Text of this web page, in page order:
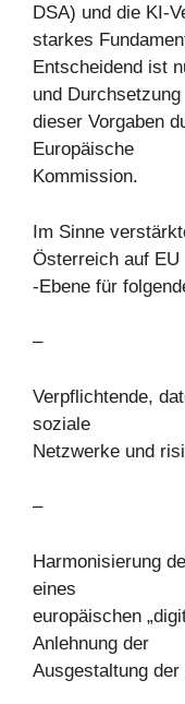
DSA) und die KI-
starkes
Entscheidend ist
und Durchsetzung
dieser Vorgaben
Europäische
Kommission.
Im Sinne
Österreich auf EU
-Ebene für
–
Verpflichtende,
soziale
Netzwerke und
–
Harmonisierung
eines
europäischen
Anlehnung der
Ausgestaltung der